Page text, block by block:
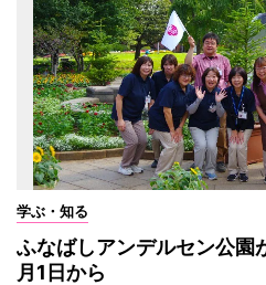
学ぶ・知る
ふなばしアンデルセン公
月1日から